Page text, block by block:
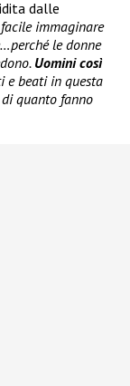
dalle
immaginare
le donne
Uomini così
e beati in questa
quanto fanno